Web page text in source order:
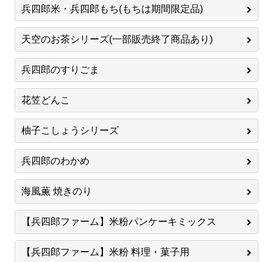
兵四郎米・兵四郎もち(もちは期間限定品)
天空のお茶シリーズ(一部販売終了商品あり)
兵四郎のすりごま
花笠どんこ
柚子こしょうシリーズ
兵四郎のわかめ
海風薫 焼きのり
【兵四郎ファーム】米粉パンケーキミックス
【兵四郎ファーム】米粉 料理・菓子用